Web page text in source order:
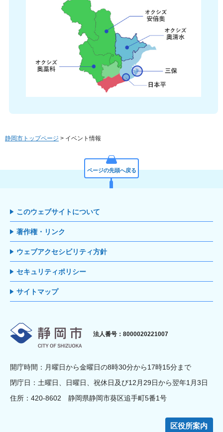
静岡市トップページ > イベント情報
ページの先頭へ戻る
このウェブサイトについて
著作権・リンク
ウェブアクセシビリティ方針
セキュリティポリシー
サイトマップ
静岡市
法人番号：8000020221007
開庁時間：月曜日から金曜日の8時30分から17時15分まで
閉庁日：土曜日、日曜日、祝休日及び12月29日から翌年1月3日
住所：420-8602 静岡県静岡市葵区追手町5番1号
区役所案内